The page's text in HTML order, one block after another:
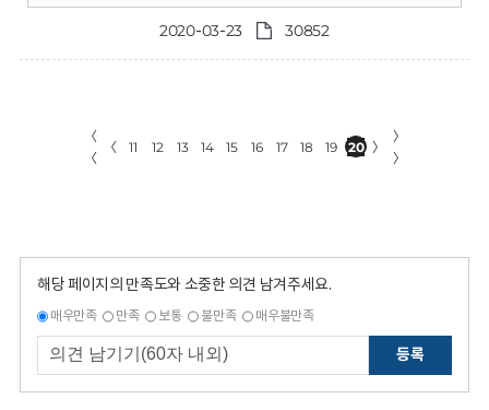
2020-03-23 30852
〈
〈
〈 11 12 13 14 15 16 17 18 19 20 〉
〉
〉
해당 페이지의 만족도와 소중한 의견 남겨주세요.
매우만족 만족 보통 불만족 매우불만족
등록